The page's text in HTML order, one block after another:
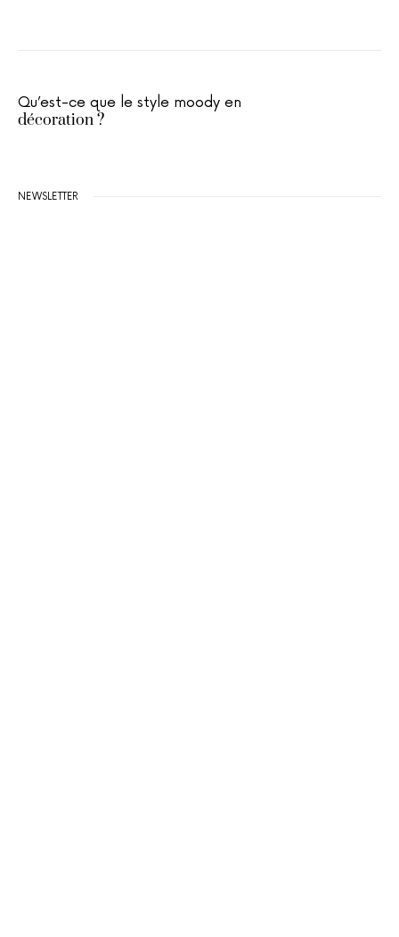
Qu’est-ce que le style moody en
décoration ?
NEWSLETTER